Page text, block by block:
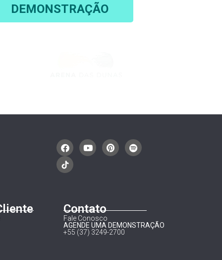
DEMONSTRAÇÃO
Contato
Fale Conosco
AGENDE UMA DEMONSTRAÇÃO
+55 (37) 3249-2700